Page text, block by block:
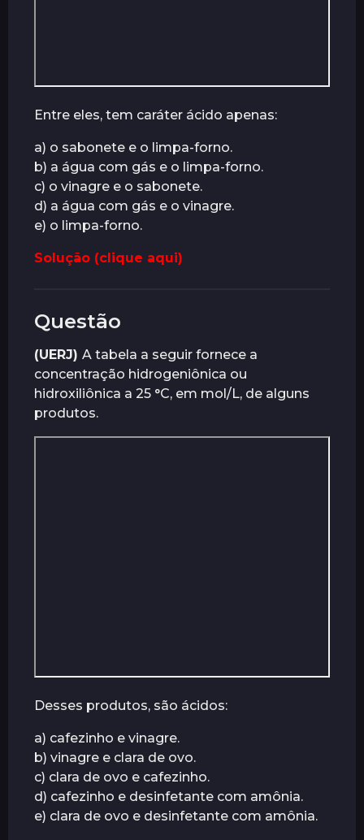
Entre eles, tem caráter ácido apenas:
a) o sabonete e o limpa-forno.
b) a água com gás e o limpa-forno.
c) o vinagre e o sabonete.
d) a água com gás e o vinagre.
e) o limpa-forno.
Solução (clique aqui)
Questão
(UERJ) A tabela a seguir fornece a
concentração hidrogeniônica ou
hidroxiliônica a 25 °C, em mol/L, de alguns
produtos.
Desses produtos, são ácidos:
a) cafezinho e vinagre.
b) vinagre e clara de ovo.
c) clara de ovo e cafezinho.
d) cafezinho e desinfetante com amônia.
e) clara de ovo e desinfetante com amônia.